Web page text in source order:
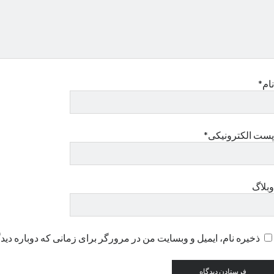
نام*
پست الکترونیکی*
وبلاگ
ذخیره نام، ایمیل و وبسایت من در مرورگر برای زمانی که دوباره